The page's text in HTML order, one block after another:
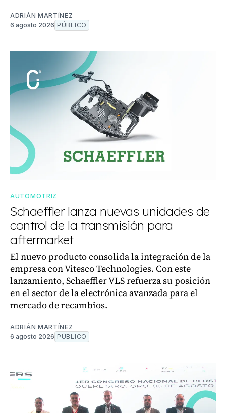
ADRIÁN MARTÍNEZ
6 agosto 2026 PÚBLICO
AUTOMOTRIZ
Schaeffler lanza nuevas unidades de
control de la transmisión para
aftermarket
El nuevo producto consolida la integración de la
empresa con Vitesco Technologies. Con este
lanzamiento, Schaeffler VLS refuerza su posición
en el sector de la electrónica avanzada para el
mercado de recambios.
ADRIÁN MARTÍNEZ
6 agosto 2026 PÚBLICO